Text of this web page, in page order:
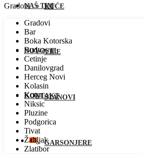
KUĆE
VILE
STANOVI
GARSONJERE
NAŠ TIM
NOVOSTI
KONTAKT
Gradovi
Gradovi
Bar
Boka Kotorska
Budva
Cetinje
Danilovgrad
Herceg Novi
Kolasin
Kotor
Niksic
Pluzine
Podgorica
Tivat
Žabljak
Zlatibor